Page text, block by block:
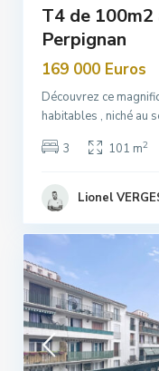
T4 de
Perpignan
169 000 Euros
Découvrez ce
habitables , niché au
3
101 m2
Lionel